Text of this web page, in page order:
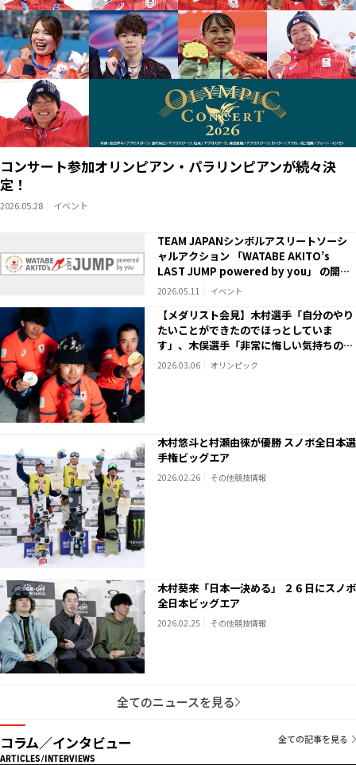
コンサート参加オリンピアン・パラリンピアンが続々決
定！
2026.05.28 イベント
TEAM JAPANシンボルアスリートソーシ
ャルアクション 「WATABE AKITO’s
LAST JUMP powered by you」 の開催
について
2026.05.11 イベント
【メダリスト会見】木村選手「自分のやり
たいことができたのでほっとしていま
す」、木俣選手「非常に悔しい気持ちの方
が大きい。ただ、このオリンピックで経験
2026.03.06 オリンピック
木村悠斗と村瀬由徠が優勝 スノボ全日本選
手権ビッグエア
2026.02.26 その他競技情報
木村葵来「日本一決める」 ２６日にスノボ
全日本ビッグエア
2026.02.25 その他競技情報
全てのニュースを見る
コラム／インタビュー
ARTICLES/INTERVIEWS
全ての記事を見る